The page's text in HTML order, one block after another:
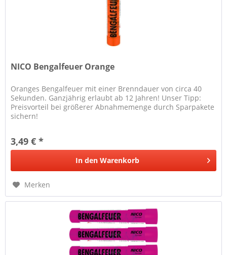
NICO Bengalfeuer Orange
Oranges Bengalfeuer mit einer Brenndauer von circa 40
Sekunden. Ganzjährig erlaubt ab 12 Jahren! Unser Tipp:
Preisvorteil bei größerer Abnahmemenge durch Sparpakete
sichern!
3,49 € *
In den Warenkorb
Merken